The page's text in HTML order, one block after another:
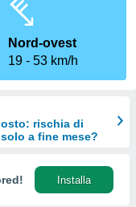
Nord-ovest
19
53 km/h
rischia di
a fine mese?
Installa